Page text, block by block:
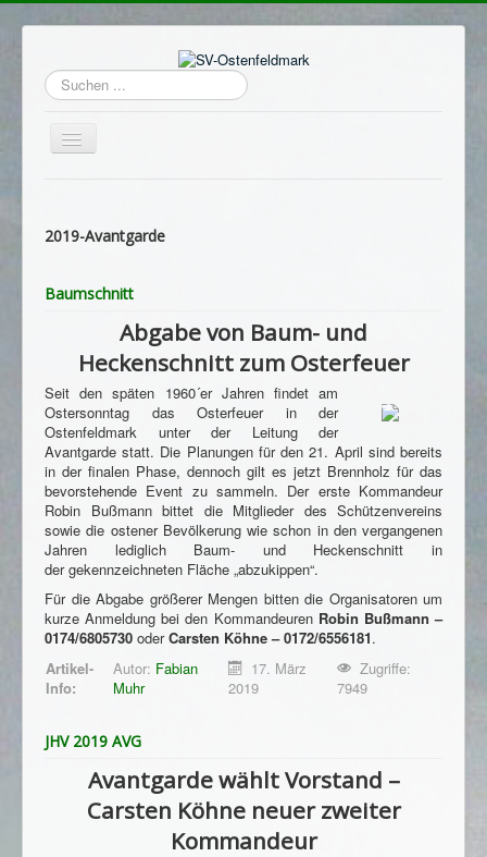
Suchen
...
Navigation
an/aus
Login
Hauptverein
Avantgarde
Sportschützen
Schützenheim
Archiv
Impressum
Datenschutzhinweis
2019-Avantgarde
Baumschnitt
Abgabe von Baum- und
Heckenschnitt zum Osterfeuer
Seit den späten 1960´er Jahren findet am
Ostersonntag das Osterfeuer in der
Ostenfeldmark unter der Leitung der
Avantgarde statt. Die Planungen für den 21. April sind bereits
in der finalen Phase, dennoch gilt es jetzt Brennholz für das
bevorstehende Event zu sammeln. Der erste Kommandeur
Robin Bußmann bittet die Mitglieder des Schützenvereins
sowie die ostener Bevölkerung wie schon in den vergangenen
Jahren lediglich Baum- und Heckenschnitt in
der gekennzeichneten Fläche „abzukippen“.
Für die Abgabe größerer Mengen bitten die Organisatoren um
kurze Anmeldung bei den Kommandeuren Robin Bußmann –
0174/6805730 oderCarsten Köhne – 0172/6556181.
Artikel-
Info:
Autor: Fabian
Muhr
17. März
2019
Zugriffe:
7949
JHV 2019 AVG
Avantgarde wählt Vorstand –
Carsten Köhne neuer zweiter
Kommandeur